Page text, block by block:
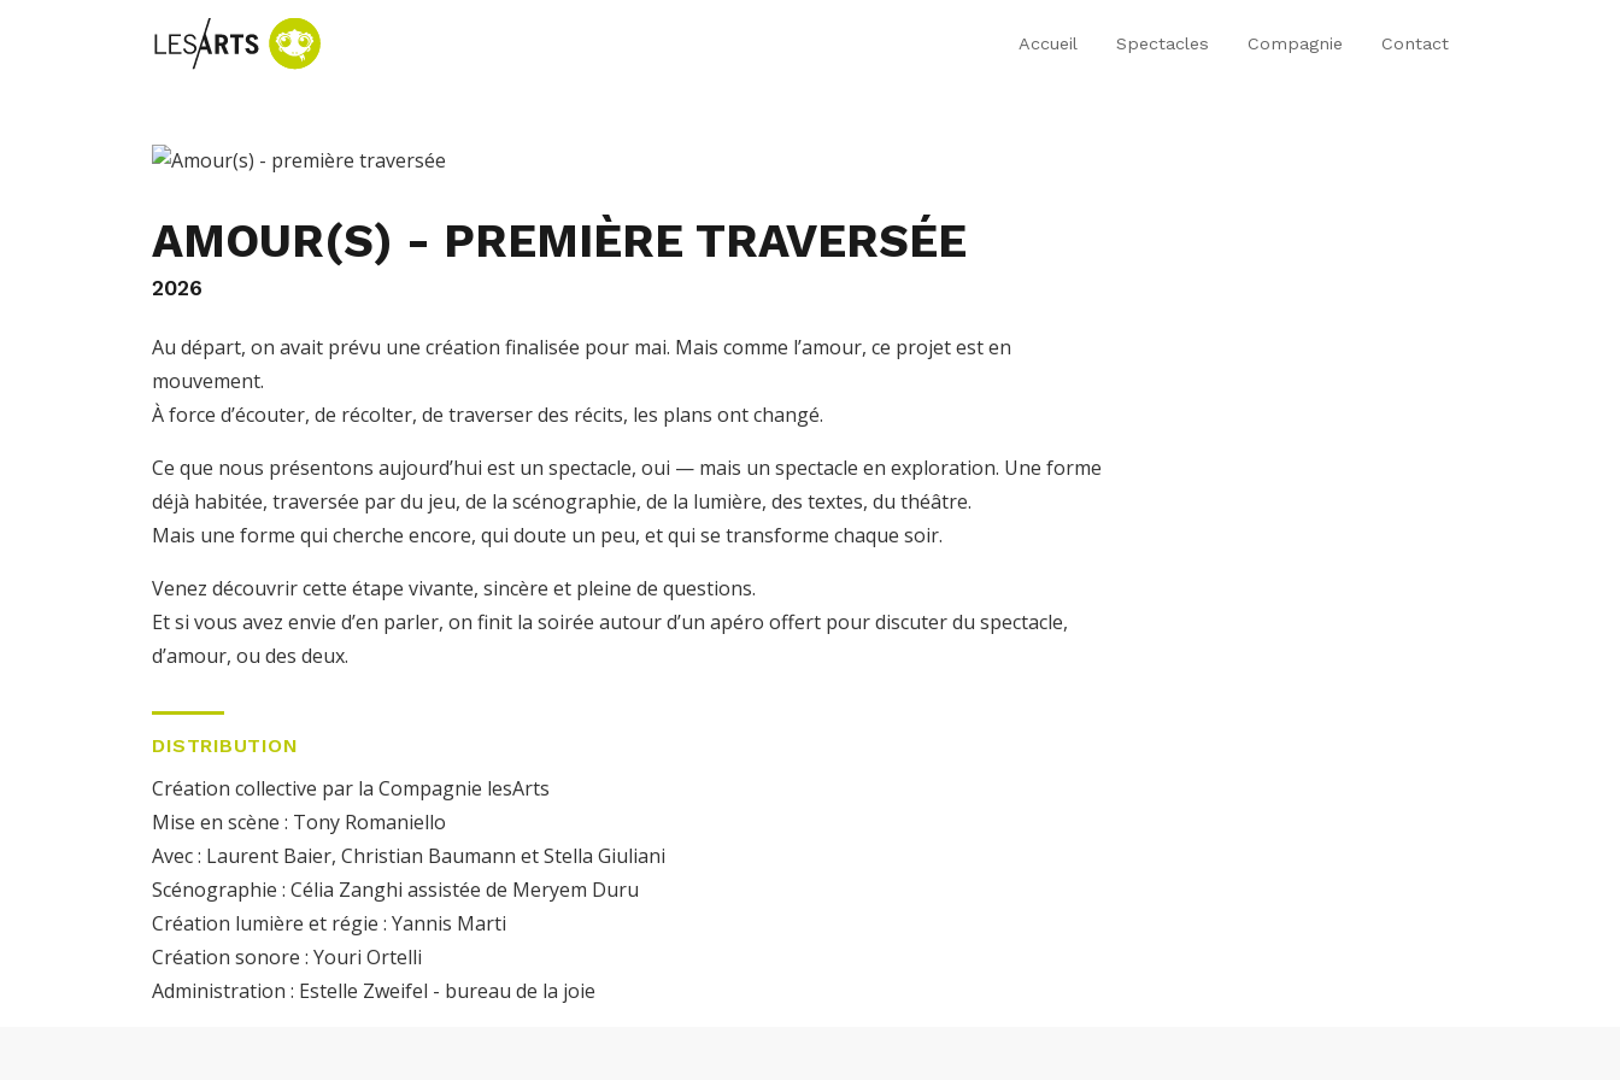
Accueil Spectacles Compagnie Contact
AMOUR(S) - PREMIÈRE TRAVERSÉE
2026
Au départ, on avait prévu une création finalisée pour mai. Mais comme l’amour, ce projet est en
mouvement.
À force d’écouter, de récolter, de traverser des récits, les plans ont changé.
Ce que nous présentons aujourd’hui est un spectacle, oui — mais un spectacle en exploration. Une forme
déjà habitée, traversée par du jeu, de la scénographie, de la lumière, des textes, du théâtre.
Mais une forme qui cherche encore, qui doute un peu, et qui se transforme chaque soir.
Venez découvrir cette étape vivante, sincère et pleine de questions.
Et si vous avez envie d’en parler, on finit la soirée autour d’un apéro offert pour discuter du spectacle,
d’amour, ou des deux.
DISTRIBUTION
Création collective par la Compagnie lesArts
Mise en scène : Tony Romaniello
Avec : Laurent Baier, Christian Baumann et Stella Giuliani
Scénographie : Célia Zanghi assistée de Meryem Duru
Création lumière et régie : Yannis Marti
Création sonore : Youri Ortelli
Administration : Estelle Zweifel - bureau de la joie